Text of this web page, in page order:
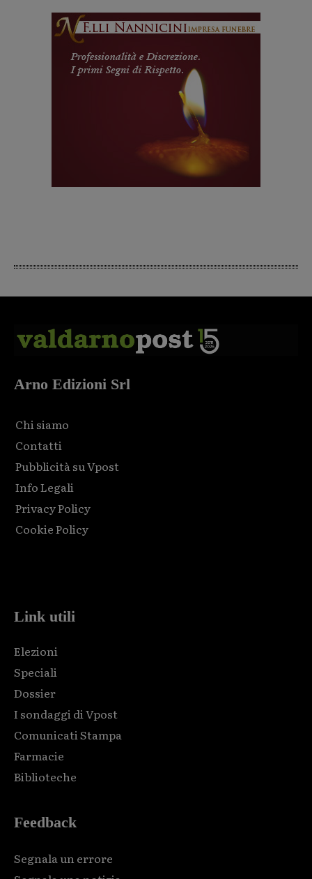
Arno Edizioni Srl
Chi siamo
Contatti
Pubblicità su Vpost
Info Legali
Privacy Policy
Cookie Policy
Link utili
Elezioni
Speciali
Dossier
I sondaggi di Vpost
Comunicati Stampa
Farmacie
Biblioteche
Feedback
Segnala un errore